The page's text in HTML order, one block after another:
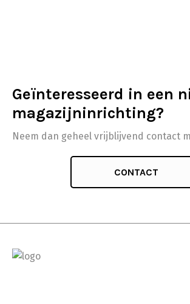
Geïnteresseerd in een
magazijninrichting?
Neem dan geheel vrijblijvend contact
CONTACT